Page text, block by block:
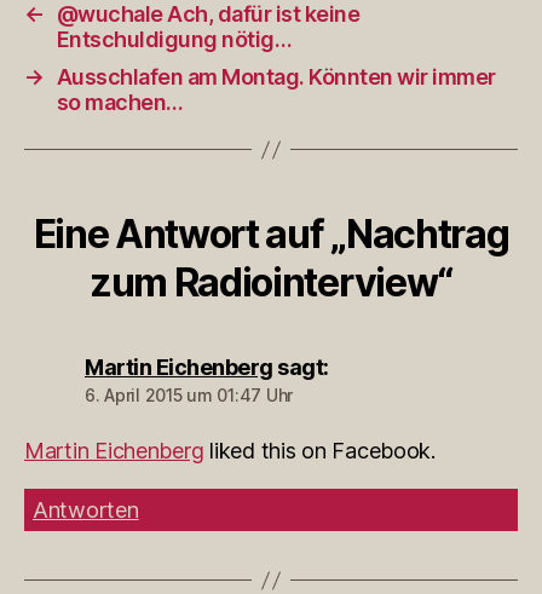
←
@wuchale Ach, dafür ist keine
Entschuldigung nötig…
→
Ausschlafen am Montag. Könnten wir immer
so machen…
Eine Antwort auf „Nachtrag
zum Radiointerview“
Martin Eichenberg sagt:
6. April 2015 um 01:47 Uhr
Martin Eichenberg liked this on Facebook.
Antworten